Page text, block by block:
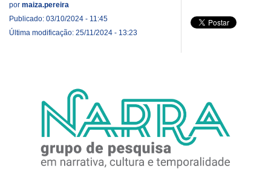
por maiza.pereira
Publicado: 03/10/2024 - 11:45
Última modificação: 25/11/2024 - 13:23